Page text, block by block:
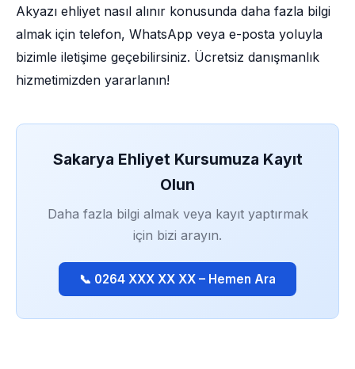
Akyazı ehliyet nasıl alınır konusunda daha fazla bilgi
almak için telefon, WhatsApp veya e-posta yoluyla
bizimle iletişime geçebilirsiniz. Ücretsiz danışmanlık
hizmetimizden yararlanın!
Sakarya Ehliyet Kursumuza Kayıt
Olun
Daha fazla bilgi almak veya kayıt yaptırmak
için bizi arayın.
📞 0264 XXX XX XX – Hemen Ara